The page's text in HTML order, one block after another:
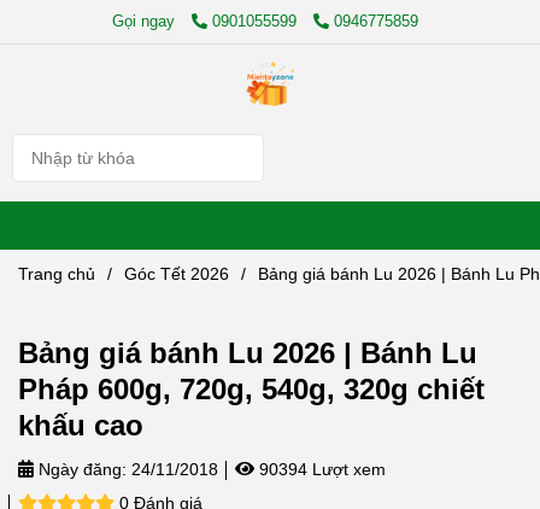
Gọi ngay 0901055599 0946775859
Trang chủ / Góc Tết 2026 / Bảng giá bánh Lu 2026 | Bánh Lu
Bảng giá bánh Lu 2026 | Bánh Lu
Pháp 600g, 720g, 540g, 320g chiết
khấu cao
Ngày đăng: 24/11/2018
90394 Lượt xem
0 Đánh giá